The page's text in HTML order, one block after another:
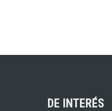
DE INTERÉS